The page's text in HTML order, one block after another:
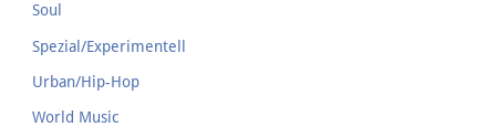
Soul
Spezial/Experimentell
Urban/Hip-Hop
World Music